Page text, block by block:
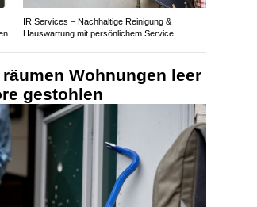
IR Services – Nachhaltige Reinigung &
Hauswartung mit persönlichem Service
Wohnungen leer
gestohlen